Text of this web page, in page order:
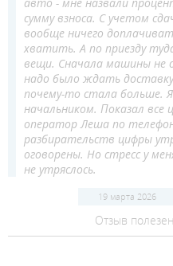
сумму взноса. С учетом
вообще ничего
хватить. А по приезду
вещи. Сначала машины не
надо было ждать
почему-то стала больше.
начальником. Показал
оператор Леша по
разбирательств цифры
оговорены. Но стресс у
не утряслось.
19 марта 2026
Отзыв